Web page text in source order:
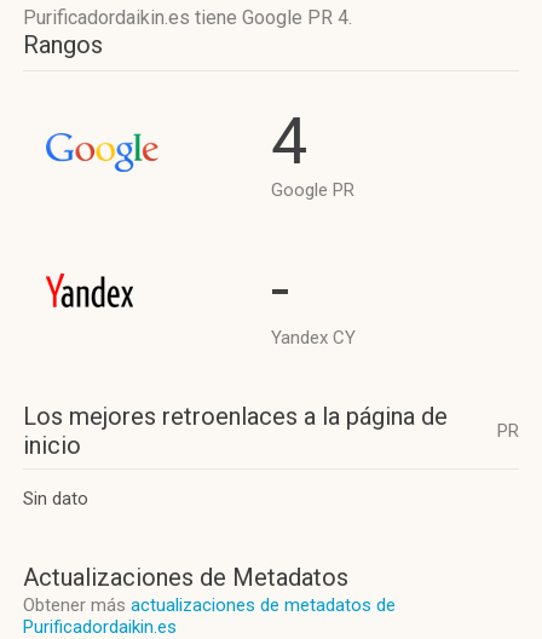
Purificadordaikin.es tiene Google PR 4.
Rangos
4
Google PR
-
Yandex CY
Los mejores retroenlaces a la página de
inicio
PR
Sin dato
Actualizaciones de Metadatos
Obtener más actualizaciones de metadatos de
Purificadordaikin.es